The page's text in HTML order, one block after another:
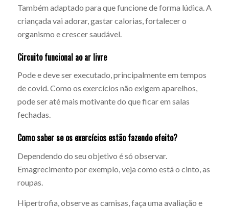
Também adaptado para que funcione de forma lúdica. A
criançada vai adorar, gastar calorias, fortalecer o
organismo e crescer saudável.
Circuito funcional ao ar livre
Pode e deve ser executado, principalmente em tempos
de covid. Como os exercícios não exigem aparelhos,
pode ser até mais motivante do que ficar em salas
fechadas.
Como saber se os exercícios estão fazendo efeito?
Dependendo do seu objetivo é só observar.
Emagrecimento por exemplo, veja como está o cinto, as
roupas.
Hipertrofia, observe as camisas, faça uma avaliação e